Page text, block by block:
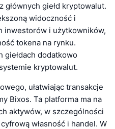
głównych giełd kryptowalut.
widoczność i
inwestorów i użytkowników,
tokena na rynku.
giełdach dodatkowo
kryptowalut.
ułatwiając transakcje
Bixos. Ta platforma ma na
aktywów, w szczególności
własność i handel. W